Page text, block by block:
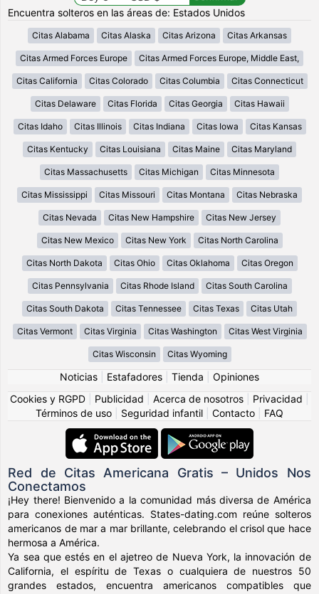
Encuentra solteros en las áreas de: Estados Unidos
Citas Alabama Citas Alaska Citas Arizona Citas Arkansas
Citas Armed Forces Europe Citas Armed Forces Europe, Middle East,
Citas California Citas Colorado Citas Columbia Citas Connecticut
Citas Delaware Citas Florida Citas Georgia Citas Hawaii
Citas Idaho Citas Illinois Citas Indiana Citas Iowa Citas Kansas
Citas Kentucky Citas Louisiana Citas Maine Citas Maryland
Citas Massachusetts Citas Michigan Citas Minnesota
Citas Mississippi Citas Missouri Citas Montana Citas Nebraska
Citas Nevada Citas New Hampshire Citas New Jersey
Citas New Mexico Citas New York Citas North Carolina
Citas North Dakota Citas Ohio Citas Oklahoma Citas Oregon
Citas Pennsylvania Citas Rhode Island Citas South Carolina
Citas South Dakota Citas Tennessee Citas Texas Citas Utah
Citas Vermont Citas Virginia Citas Washington Citas West Virginia
Citas Wisconsin Citas Wyoming
Noticias Estafadores Tienda
Opiniones
Cookies y RGPD
Publicidad Acerca de nosotros Privacidad
Términos de uso
Seguridad infantil Contacto FAQ
Red de Citas Americana Gratis – Unidos Nos
Conectamos
¡Hey there! Bienvenido a la comunidad más diversa de América
para conexiones auténticas. States-dating.com reúne solteros
americanos de mar a mar brillante, celebrando el crisol que hace
hermosa a América.
Ya sea que estés en el ajetreo de Nueva York, la innovación de
California, el espíritu de Texas o cualquiera de nuestros 50
grandes estados, encuentra americanos compatibles que